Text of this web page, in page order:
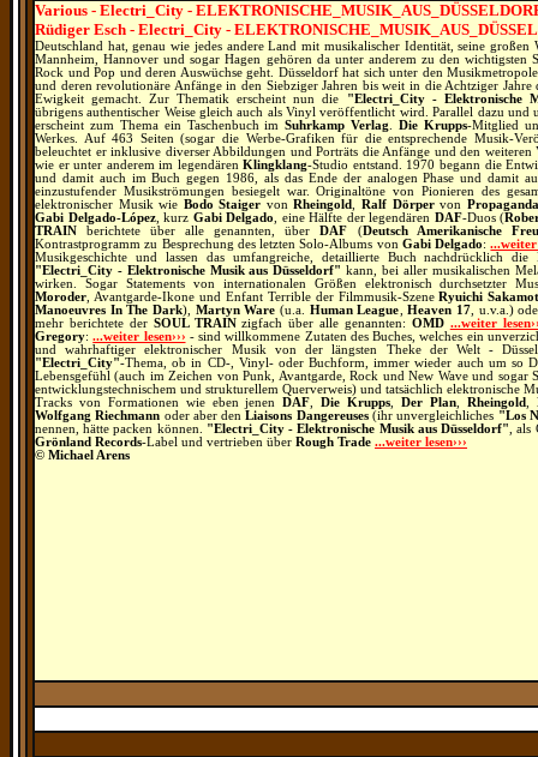
Various - Electri_City -
Rüdiger Esch - Electri_City -
Deutschland hat, genau wie jedes andere Land mit musikalischer Identität, seine
Mannheim, Hannover und sogar Hagen gehören da unter anderem zu den wichtigsten
Rock und Pop und deren Auswüchse geht. Düsseldorf hat sich unter den
und deren revolutionäre Anfänge in den Siebziger Jahren bis weit in die Achtziger Jahre
Ewigkeit gemacht. Zur Thematik erscheint nun die
"Electri_City - Elektronische
übrigens authentischer Weise gleich auch als Vinyl veröffentlicht wird. Parallel dazu und
erscheint zum Thema ein Taschenbuch imSuhrkamp Verlag Die Krupps-Mitglied
Werkes. Auf 463 Seiten (sogar die Werbe-Grafiken für die entsprechende Musik-
beleuchtet er inklusive diverser Abbildungen und Porträts die Anfänge und den weiteren
wie er unter anderem im legendärenKlingklang-Studio entstand. 1970 begann die
und damit auch im Buch gegen 1986, als das Ende der analogen Phase und damit
einzustufender Musikströmungen besiegelt war. Originaltöne von Pionieren des
elektronischer Musik wie Bodo Staiger vonRheingold Ralf Dörpervon Propaganda
Gabi Delgado-López, kurz Gabi Delgado , eine Hälfte der legendären DAF-Duos (
TRAIN berichtete über alle genannten, überDAF (Deutsch Amerikanische
Kontrastprogramm zu Besprechung des letzten Solo-Albums von Gabi Delgado:...weiter
Musikgeschichte und lassen das umfangreiche, detaillierte Buch nachdrücklich
"Electri_City - Elektronische Musik aus Düsseldorf" kann, bei aller musikalischen
wirken. Sogar Statements von internationalen Größen elektronisch durchsetzter
Moroder , Avantgarde-Ikone und Enfant Terrible der Filmmusik-SzeneRyuichi
Manoeuvres In The Dark), Martyn Ware (u.a. Human League ,Heaven 17, u.v.a.)
mehr berichtete der SOUL TRAINzigfach über alle genannten: OMD ...weiter
Gregory:...weiter lesen››› - sind willkommene Zutaten des Buches, welches ein
und wahrhaftiger elektronischer Musik von der längsten Theke der Welt -
"Electri_City"-Thema, ob in CD-, Vinyl- oder Buchform, immer wieder auch um so
Lebensgefühl (auch im Zeichen von Punk, Avantgarde, Rock und New Wave und
entwicklungstechnischem und strukturellem Querverweis) und tatsächlich elektronische
Tracks von Formationen wie eben jenenDAF ,Die Krupps Der Plan, Rheingold
Wolfgang Riechmann oder aber denLiaisons Dangereuses(ihr unvergleichliches "Los
nennen, hätte packen können.
"Electri_City - Elektronische Musik aus Düsseldorf"
,
Grönland Records-Label und vertrieben über Rough Trade ...weiter lesen›››
© Michael Arens